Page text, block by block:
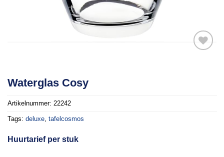
verlanglijst
Waterglas Cosy
Artikelnummer: 22242
Tags: deluxe tafelcosmos
Huurtarief per stuk